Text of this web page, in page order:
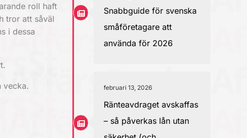
roll haft
tror att såväl
i dessa
vecka.
Snabbguide för svenska
småföretagare att
använda för 2026
februari 13, 2026
Ränteavdraget avskaffas
– så påverkas lån utan